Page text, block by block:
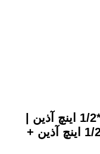
قیمت زانو یکسر بوشن فلزی 25*1/2 اینچ آذین |
قیمت خرید زانو یکسر فلزی 20*1/2 اینچ آذین +